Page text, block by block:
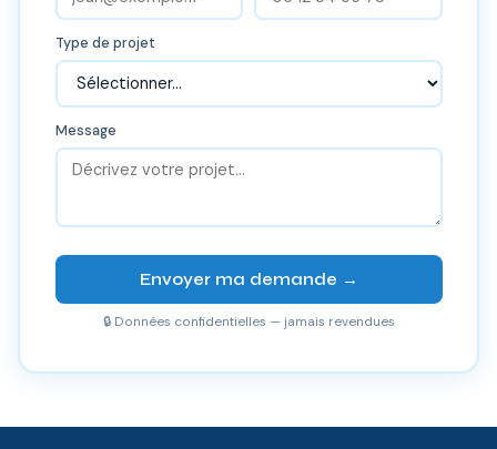
Type de projet
Message
Envoyer ma demande →
🔒 Données confidentielles — jamais revendues